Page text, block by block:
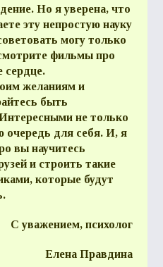
Но я уверена, что
эту непростую науку
могу только
фильмы про
сердце.
желаниям и
быть
не только
очередь для себя. И, я
вы научитесь
и строить такие
которые будут
С уважением, психолог
Елена Правдина